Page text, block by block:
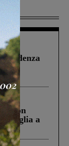
scadenza
la figlia a